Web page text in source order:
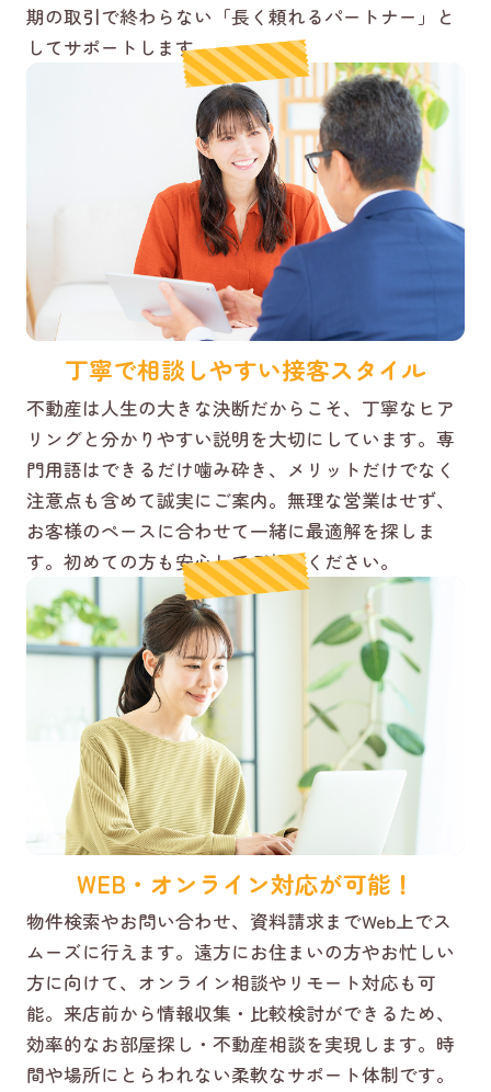
期の取引で終わらない「長く頼れるパートナー」と
してサポートします。
丁寧で相談しやすい接客スタイル
不動産は人生の大きな決断だからこそ、丁寧なヒア
リングと分かりやすい説明を大切にしています。専
門用語はできるだけ噛み砕き、メリットだけでなく
注意点も含めて誠実にご案内。無理な営業はせず、
お客様のペースに合わせて一緒に最適解を探しま
す。初めての方も安心してご相談ください。
WEB・オンライン対応が可能！
物件検索やお問い合わせ、資料請求までWeb上でス
ムーズに行えます。遠方にお住まいの方やお忙しい
方に向けて、オンライン相談やリモート対応も可
能。来店前から情報収集・比較検討ができるため、
効率的なお部屋探し・不動産相談を実現します。時
間や場所にとらわれない柔軟なサポート体制です。